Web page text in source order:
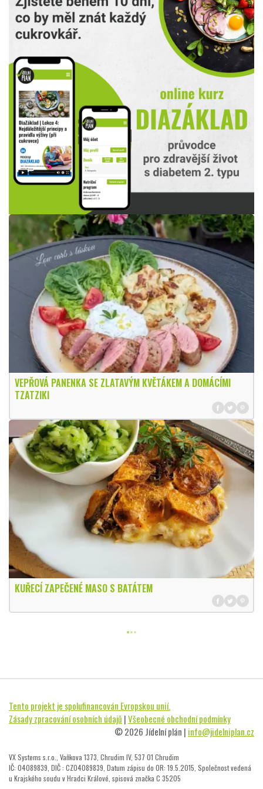
VEPŘOVÁ PANENKA SE ZLATAVÝM KVĚTÁKEM A DOMÁCÍMI
TZATZIKI
KUŘECÍ ZAPEČENÉ MASO S BATÁTEM
Tento projekt je spolufinancován Evropskou unií.
Zásady zpracování osobních údajů |Všeobecné obchodní podmínky
© 2026 Jídelní plán | info@jidelniplan.cz
VX Systems s.r.o., Vaňkova 1373, Chrudim IV, 537 01 Chrudim
IČ: 04089839, DIČ : CZ04089839, Datum zápisu do OR: 19.5.2015, Společnost vedená
u Krajského soudu v Hradci Králové, spisová značka C 35205